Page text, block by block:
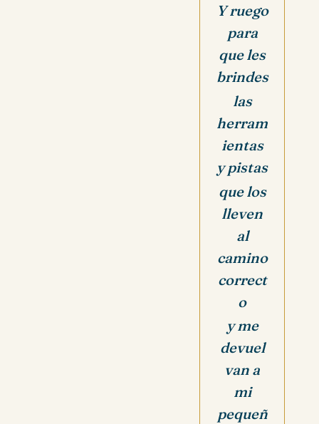
Y ruego
para
que les
brindes
las
herram
ientas
y pistas
que los
lleven
al
camino
correct
o
y me
devuel
van a
mi
pequeñ